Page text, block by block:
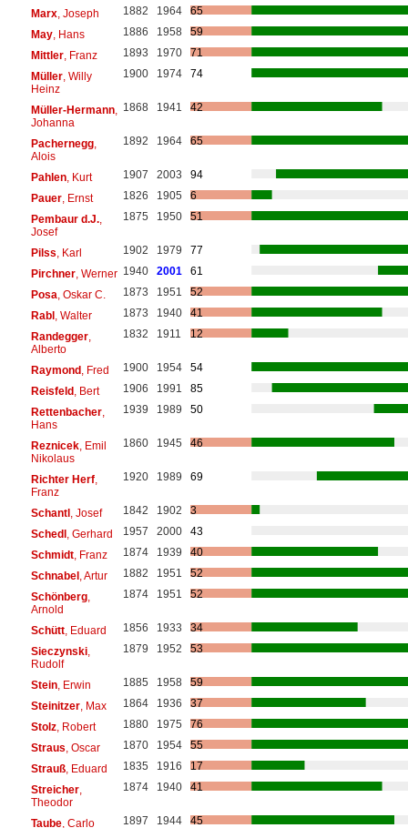
Marx, Joseph 1882 1964
65
May, Hans 1886 1958
59
Mittler, Franz 1893 1970
71
Müller, Willy
Heinz
1900 1974 74
Müller-Hermann,
Johanna
1868 1941 42
Pachernegg,
Alois
1892 1964 65
Pahlen, Kurt 1907 2003
94
Pauer, Ernst 1826 1905
6
Pembaur d.J.,
Josef
1875 1950 51
Pilss , Karl 1902 1979
77
Pirchner, Werner 1940 2001
61
Posa , Oskar C. 1873 1951
52
Rabl, Walter 1873 1940
41
Randegger,
Alberto
1832 1911 12
Raymond, Fred 1900 1954
54
Reisfeld, Bert 1906 1991
85
Rettenbacher,
Hans
1939 1989 50
Reznicek, Emil
Nikolaus
1860 1945 46
Richter Herf,
Franz
1920 1989 69
Schantl, Josef 1842 1902
3
Schedl, Gerhard 1957 2000
43
Schmidt, Franz 1874 1939
40
Schnabel, Artur 1882 1951
52
Schönberg,
Arnold
1874 1951 52
Schütt, Eduard 1856 1933
34
Sieczynski,
Rudolf
1879 1952 53
Stein, Erwin 1885 1958
59
Steinitzer, Max 1864 1936
37
Stolz, Robert 1880 1975
76
Straus , Oscar 1870 1954
55
Strauß, Eduard 1835 1916
17
Streicher,
Theodor
1874 1940 41
Taube, Carlo
1897 1944 45